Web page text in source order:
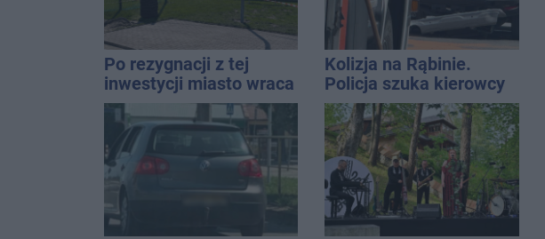
Po rezygnacji z tej
inwestycji miasto wraca
do tematu
Kolizja na Rąbinie.
Policja szuka kierowcy
Golfa